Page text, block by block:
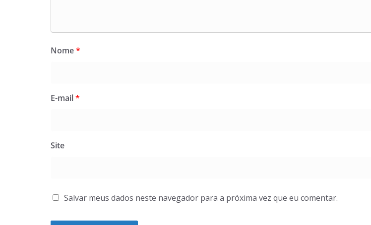
Nome*
E-mail*
Site
Salvar meus dados neste navegador para a próxima vez que eu comentar.